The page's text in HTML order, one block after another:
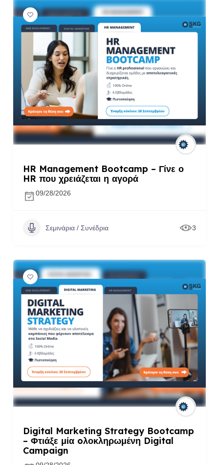
HR Management Bootcamp – Γίνε ο
HR που χρειάζεται η αγορά
09/28/2026
Σεμινάρια / Συνέδρια 3
Digital Marketing Strategy Bootcamp
– Φτιάξε μία oλοκληρωμένη Digital
Campaign